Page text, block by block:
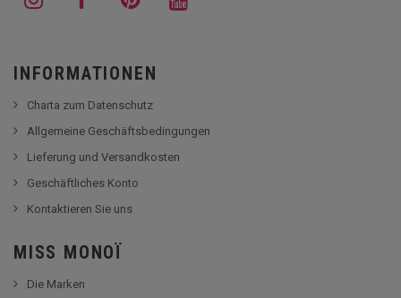
INFORMATIONEN
Charta zum Datenschutz
Allgemeine Geschäftsbedingungen
Lieferung und Versandkosten
Geschäftliches Konto
Kontaktieren Sie uns
MISS MONOÏ
Die Marken